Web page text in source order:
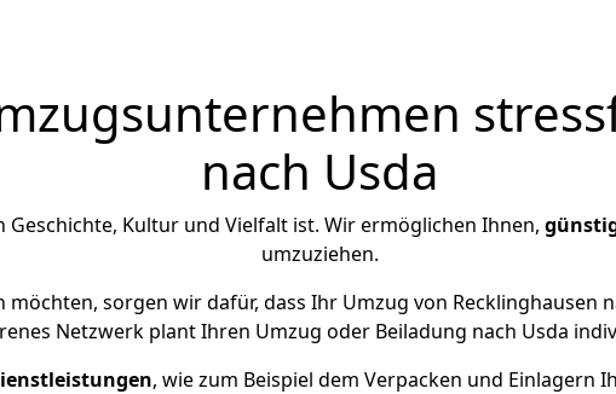
nach Usda
Geschichte, Kultur und Vielfalt ist. Wir ermöglichen Ihnen,
umzuziehen.
möchten, sorgen wir dafür, dass Ihr Umzug von Recklinghausen
Netzwerk plant Ihren Umzug oder Beiladung nach Usda
, wie zum Beispiel dem Verpacken und Einlagern